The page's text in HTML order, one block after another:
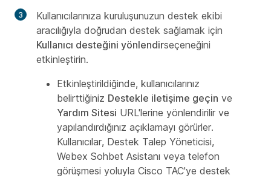
Kullanıcılarınıza kuruluşunuzun destek ekibi
aracılığıyla doğrudan destek sağlamak için
Kullanıcı desteğini yönlendirseçeneğini
etkinleştirin.
Etkinleştirildiğinde, kullanıcılarınız
belirttiğiniz Destekle iletişime geçin ve
Yardım Sitesi URL'lerine yönlendirilir ve
yapılandırdığınız açıklamayı görürler.
Kullanıcılar, Destek Talep Yöneticisi,
Webex Sohbet Asistanı veya telefon
görüşmesi yoluyla Cisco TAC'ye destek